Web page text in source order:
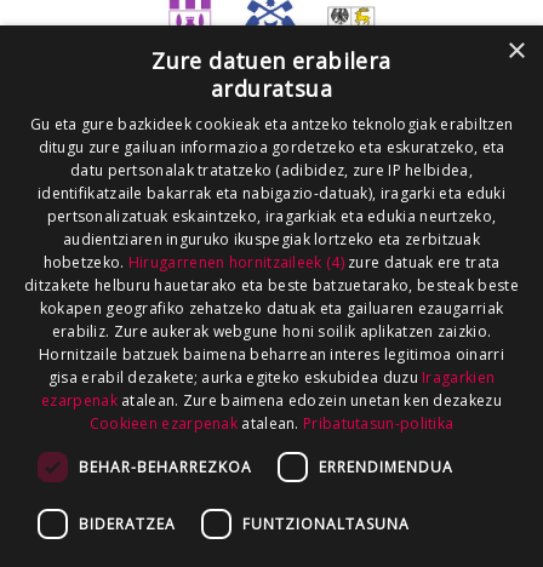
×
Zure datuen erabilera
arduratsua
Gu eta gure bazkideek cookieak eta antzeko teknologiak erabiltzen
ditugu zure gailuan informazioa gordetzeko eta eskuratzeko, eta
datu pertsonalak tratatzeko (adibidez, zure IP helbidea,
identifikatzaile bakarrak eta nabigazio-datuak), iragarki eta eduki
pertsonalizatuak eskaintzeko, iragarkiak eta edukia neurtzeko,
audientziaren inguruko ikuspegiak lortzeko eta zerbitzuak
hobetzeko. Hirugarrenen hornitzaileek (4)zure datuak ere trata
ditzakete helburu hauetarako eta beste batzuetarako, besteak beste
kokapen geografiko zehatzeko datuak eta gailuaren ezaugarriak
erabiliz. Zure aukerak webgune honi soilik aplikatzen zaizkio.
Hornitzaile batzuek baimena beharrean interes legitimoa oinarri
gisa erabil dezakete; aurka egiteko eskubidea duzu Iragarkien
ezarpenakatalean. Zure baimena edozein unetan ken dezakezu
Cookieen ezarpenak atalean. Pribatutasun-politika
BEHAR-BEHARREZKOA ERRENDIMENDUA
BIDERATZEA FUNTZIONALTASUNA